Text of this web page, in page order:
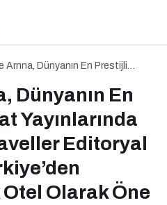
Arnna, Dünyanın En Prestijli
Editoryal Seçkisinde Türkiye’den
Tek Otel Olarak Öne Çıktı
Dünyanın En
Yayınlarında
Editoryal
Olarak Öne
Özel 6 Muhteşem Durak